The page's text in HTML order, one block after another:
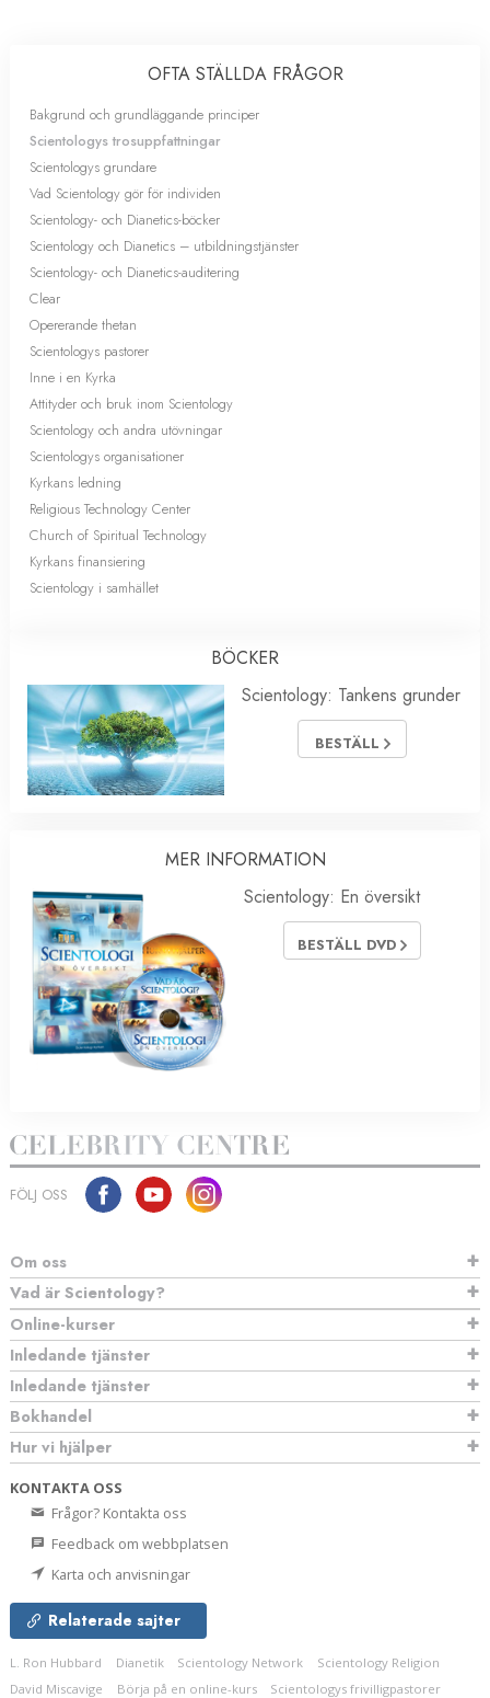
OFTA STÄLLDA FRÅGOR
Bakgrund och grundläggande principer
Scientologys trosuppfattningar
Scientologys grundare
Vad Scientology gör för individen
Scientology- och Dianetics-böcker
Scientology och Dianetics – utbildningstjänster
Scientology- och Dianetics-auditering
Clear
Opererande thetan
Scientologys pastorer
Inne i en Kyrka
Attityder och bruk inom Scientology
Scientology och andra utövningar
Scientologys organisationer
Kyrkans ledning
Religious Technology Center
Church of Spiritual Technology
Kyrkans finansiering
Scientology i samhället
BÖCKER
Scientology: Tankens grunder
BESTÄLL
MER INFORMATION
Scientology: En översikt
BESTÄLL DVD
FÖLJ OSS
Om oss
Vad är Scientology?
Online-kurser
Inledande tjänster
Inledande tjänster
Bokhandel
Hur vi hjälper
KONTAKTA OSS
Frågor? Kontakta oss
Feedback om webbplatsen
Karta och anvisningar
Relaterade sajter
L. Ron Hubbard Dianetik Scientology Network
Scientology Religion
David Miscavige
Börja på en online-kurs Scientologys frivilligpastorer